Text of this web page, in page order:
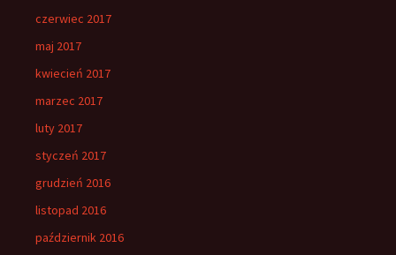
czerwiec 2017
maj 2017
kwiecień 2017
marzec 2017
luty 2017
styczeń 2017
grudzień 2016
listopad 2016
październik 2016